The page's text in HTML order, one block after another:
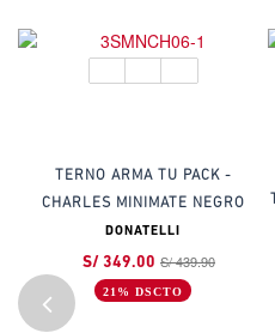
TERNO ARMA TU PACK -
CHARLES MINIMATE NEGRO
DONATELLI
S/ 349.00 S/ 439.90
21% DSCTO